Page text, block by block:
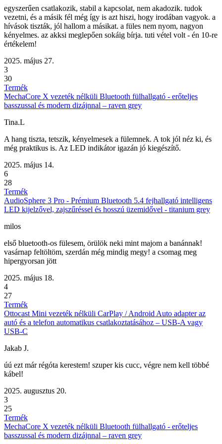
egyszerűen csatlakozik, stabil a kapcsolat, nem akadozik. tudok
vezetni, és a másik fél még így is azt hiszi, hogy irodában vagyok. a
hívások tiszták, jól hallom a másikat. a füles nem nyom, nagyon
kényelmes. az akksi meglepően sokáig bírja. tuti vétel volt - én 10-re
értékelem!
2025. május 27.
3
30
Termék
MechaCore X vezeték nélküli Bluetooth fülhallgató - erőteljes
basszussal és modern dizájnnal – raven grey
Tina.L
A hang tiszta, tetszik, kényelmesek a fülemnek. A tok jól néz ki, és
még praktikus is. Az LED indikátor igazán jó kiegészítő.
2025. május 14.
6
28
Termék
AudioSphere 3 Pro - Prémium Bluetooth 5.4 fejhallgató intelligens
LED kijelzővel, zajszűréssel és hosszú üzemidővel - titanium grey
milos
első bluetooth-os fülesem, örülök neki mint majom a banánnak!
vasárnap feltöltöm, szerdán még mindig megy! a csomag meg
hipergyorsan jött
2025. május 18.
4
27
Termék
Ottocast Mini vezeték nélküli CarPlay / Android Auto adapter az
autó és a telefon automatikus csatlakoztatásához – USB-A vagy
USB-C
Jakab J.
úú ezt már régóta kerestem! szuper kis cucc, végre nem kell többé
kábel!
2025. augusztus 20.
3
25
Termék
MechaCore X vezeték nélküli Bluetooth fülhallgató - erőteljes
basszussal és modern dizájnnal – raven grey